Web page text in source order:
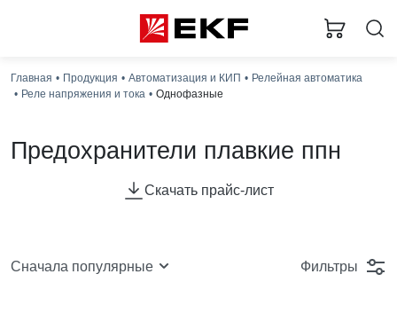
Главная Продукция Автоматизация и КИП
Релейная автоматика
Реле напряжения и тока
Однофазные
Предохранители плавкие ппн
Скачать прайс-лист
Сначала популярные Фильтры